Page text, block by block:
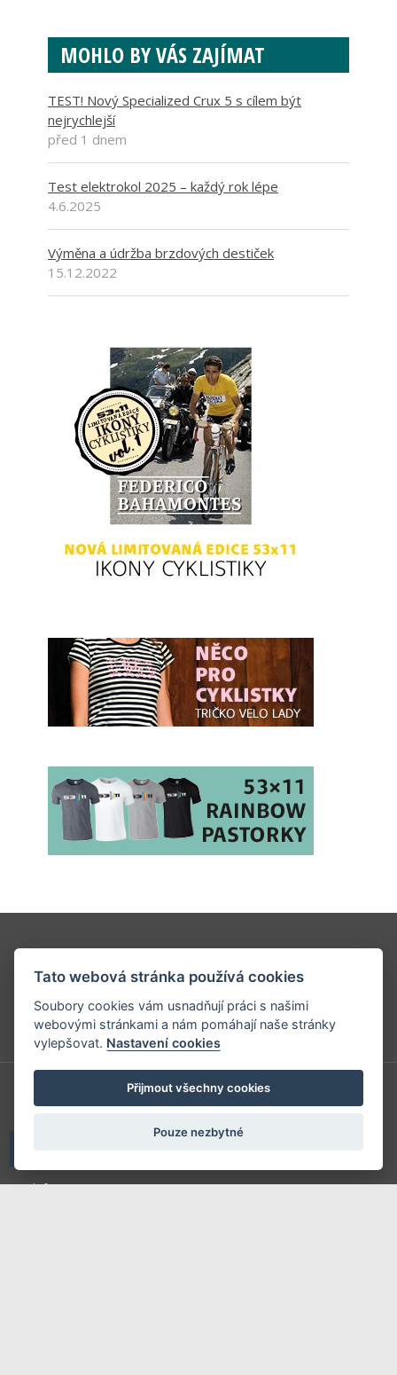
MOHLO BY VÁS ZAJÍMAT
TEST! Nový Specialized Crux 5 s cílem být
nejrychlejší
před 1 dnem
Test elektrokol 2025 – každý rok lépe
4.6.2025
Výměna a údržba brzdových destiček
15.12.2022
Vydavatel časopisů Velo, 53 x 11 a Elektrokola, určených pro
všechny milovníky cyklistiky a jízdních kol.
V-Press s.r.o.
Telefon: +420 604 763 835
Tato webová stránka používá cookies
Soubory cookies vám usnadňují práci s našimi
webovými stránkami a nám pomáhají naše stránky
vylepšovat. Nastavení cookies
Přijmout všechny cookies
Pouze nezbytné